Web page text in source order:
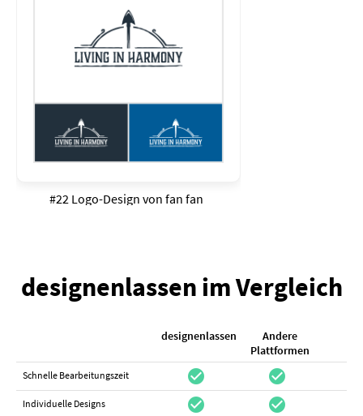
#22 Logo-Design von fan fan
designenlassen im Vergleich
designenlassen
Andere
Plattformen
Schnelle Bearbeitungszeit check_circle check_circle
Individuelle Designs check_circle check_circle